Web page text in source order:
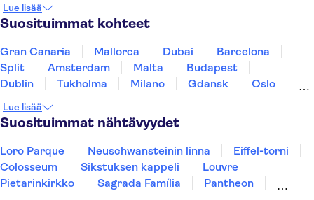
Thaimaa
Turkki
Lue lisää
Suosituimmat kohteet
Gran Canaria Mallorca Dubai
Barcelona
Split
Amsterdam Malta
Budapest
Dublin
Tukholma Milano Gdansk
Oslo
Tallinna
Ljubljana Riika
Lue lisää
Suosituimmat nähtävyydet
Loro Parque Neuschwansteinin linna
Eiffel-torni
Colosseum
Sikstuksen kappeli
Louvre
Pietarinkirkko
Sagrada Família
Pantheon